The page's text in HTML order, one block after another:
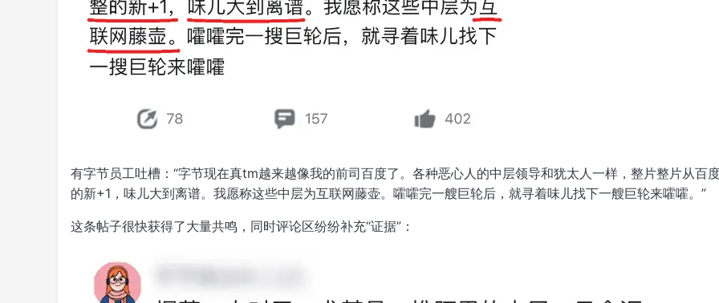
有字节员工吐槽：“字节现在真tm越来越像我的前司百度了。各种恶心人的中层领导和犹太人一样，整片整片从百
的新+1，味儿大到离谱。我愿称这些中层为互联网藤壶。嚯嚯完一艘巨轮后，就寻着味儿找下一艘巨轮来嚯嚯。”
这条帖子很快获得了大量共鸣，同时评论区纷纷补充“证据”：